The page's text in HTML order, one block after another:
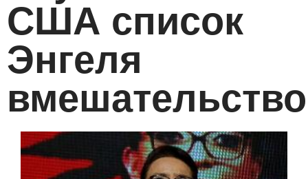
США список
Энгеля